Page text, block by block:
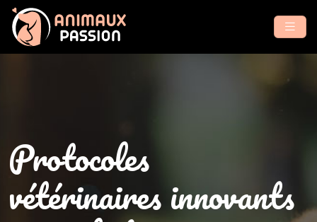
Protocoles
vétérinaires innovants